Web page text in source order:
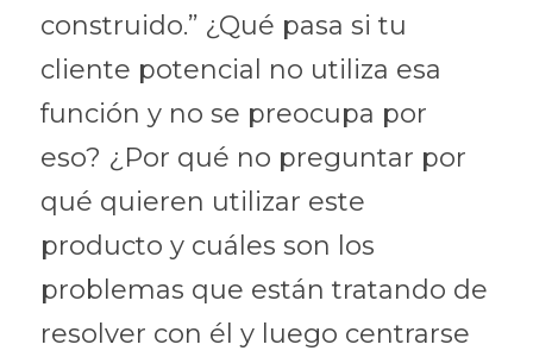
construido.” ¿Qué pasa si tu
cliente potencial no utiliza esa
función y no se preocupa por
eso? ¿Por qué no preguntar por
qué quieren utilizar este
producto y cuáles son los
problemas que están tratando de
resolver con él y luego centrarse